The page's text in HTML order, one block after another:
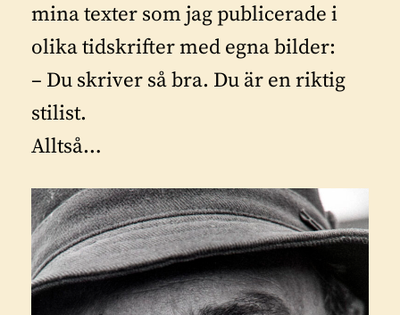
mina texter som jag publicerade i
olika tidskrifter med egna bilder:
– Du skriver så bra. Du är en riktig
stilist.
Alltså…